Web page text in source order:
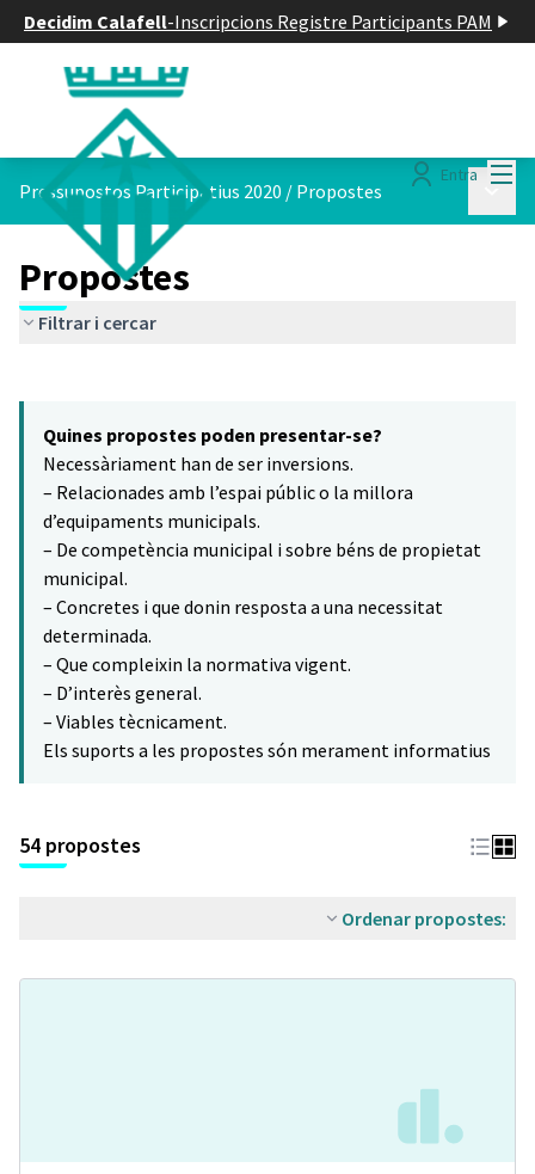
Decidim Calafell-Inscripcions Registre Participants PAM
Entra
Pressupostos Participatius 2020 / Propostes
Propostes
Filtrar i cercar
−
Quines propostes poden presentar-se?
Necessàriament han de ser inversions.
– Relacionades amb l’espai públic o la millora
d’equipaments municipals.
– De competència municipal i sobre béns de propietat
municipal.
– Concretes i que donin resposta a una necessitat
determinada.
– Que compleixin la normativa vigent.
– D’interès general.
– Viables tècnicament.
Els suports a les propostes són merament informatius
54 propostes
Ordenar propostes: